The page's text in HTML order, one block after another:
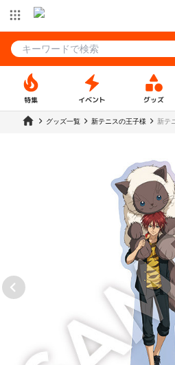
特集 イベント グッズ
グッズ一覧 新テニスの王子様
新テ